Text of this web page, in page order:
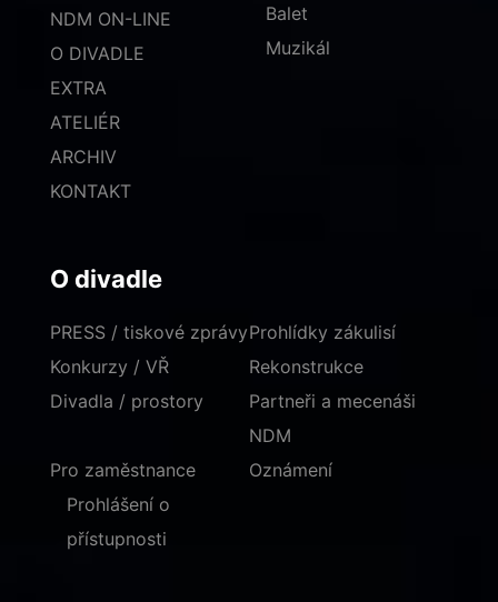
NDM ON-LINE
O DIVADLE
EXTRA
ATELIÉR
ARCHIV
KONTAKT
Balet
Muzikál
O divadle
PRESS / tiskové zprávy
Konkurzy / VŘ
Divadla / prostory
Prohlídky zákulisí
Rekonstrukce
Partneři a mecenáši
NDM
Pro zaměstnance
Oznámení
Prohlášení o
přístupnosti